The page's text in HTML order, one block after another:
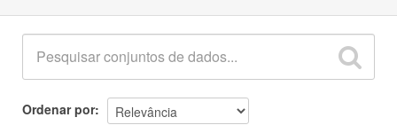
Ordenar por